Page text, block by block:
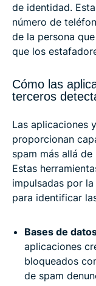
de identidad.
número de
de la persona
que los
Cómo las
terceros
Las aplicaciones
proporcionan
spam más allá
Estas
impulsadas por
para identificar
Bases de
aplicaciones
bloqueados
de spam